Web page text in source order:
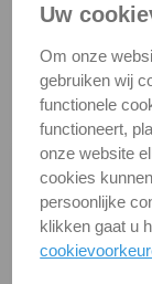
Pennen
&
DIN /
Kwaliteit
Alle maten
Foto's van
kunnen soms
verandert
Uw
Om onze
gebruiken wij
functionele
functioneert,
onze website
cookies
persoonlijke
klikken gaat u